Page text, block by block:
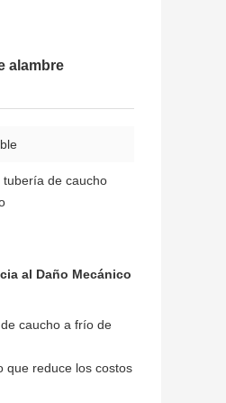
alambre
tubería de caucho
al Daño Mecánico
caucho a frío de
que reduce los costos